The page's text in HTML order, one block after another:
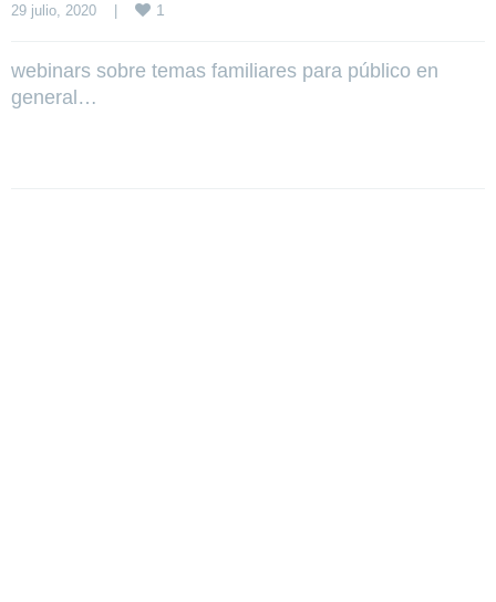
29 julio, 2020
1
webinars sobre temas familiares para público en
general…